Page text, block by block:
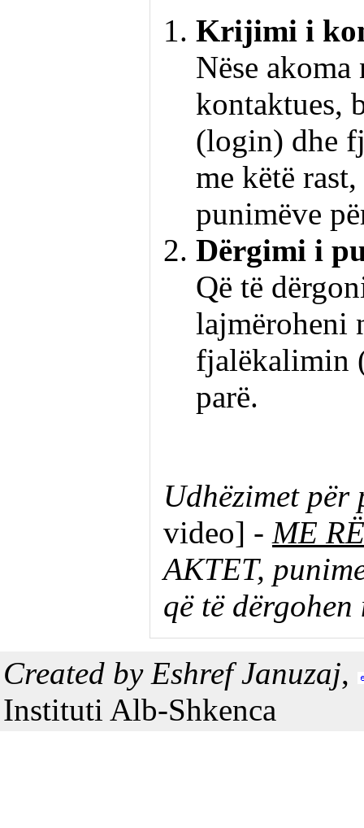
Krijimi i
Nëse
kontaktues,
(login) dhe
me këtë
punimëve
Dërgimi i
Që të
lajmëroheni
fjalëkalimin
parë.
Udhëzimet për
video] - ME
AKTET,
që të
Created by Eshref Januzaj,
Instituti Alb-Shkenca